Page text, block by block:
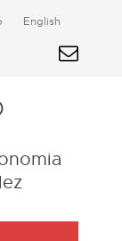
English